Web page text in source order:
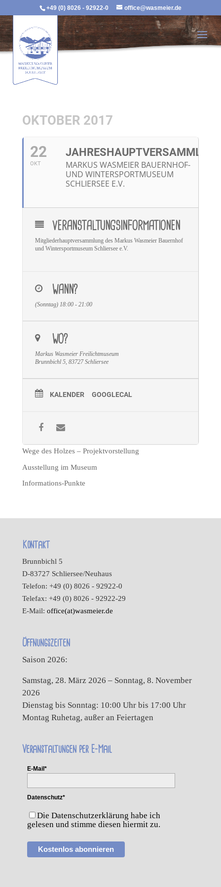
+49 (0) 8026 - 92922-0 office@wasmeier.de
OKTOBER 2017
22
OKT
MARKUS WASMEIER BAUERNHOF-
UND WINTERSPORTMUSEUM
SCHLIERSEE E.V.
VERANSTALTUNGSINFORMATIONEN
Mitgliederhauptversammlung des Markus Wasmeier Bauernhof
und Wintersportmuseum Schliersee e.V.
WANN?
(Sonntag) 18:00 - 21:00
WO?
Markus Wasmeier Freilichtmuseum
Brunnbichl 5, 83727 Schliersee
KALENDER GOOGLECAL
Wege des Holzes – Projektvorstellung
Ausstellung im Museum
Informations-Punkte
Kontakt
Brunnbichl 5
D-83727 Schliersee/Neuhaus
Telefon: +49 (0) 8026 - 92922-0
Telefax: +49 (0) 8026 - 92922-29
E-Mail: office(at)wasmeier.de
Öffnungszeiten
Saison 2026:
Samstag, 28. März 2026 – Sonntag, 8. November
2026
Dienstag bis Sonntag: 10:00 Uhr bis 17:00 Uhr
Montag Ruhetag, außer an Feiertagen
Veranstaltungen per E-Mail
E-Mail*
Datenschutz*
Die Datenschutzerklärung habe ich
gelesen und stimme diesen hiermit zu.
Kostenlos abonnieren